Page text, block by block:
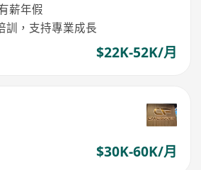
薪年假
訓，支持專業成長
$22K-52K/月
$30K-60K/月